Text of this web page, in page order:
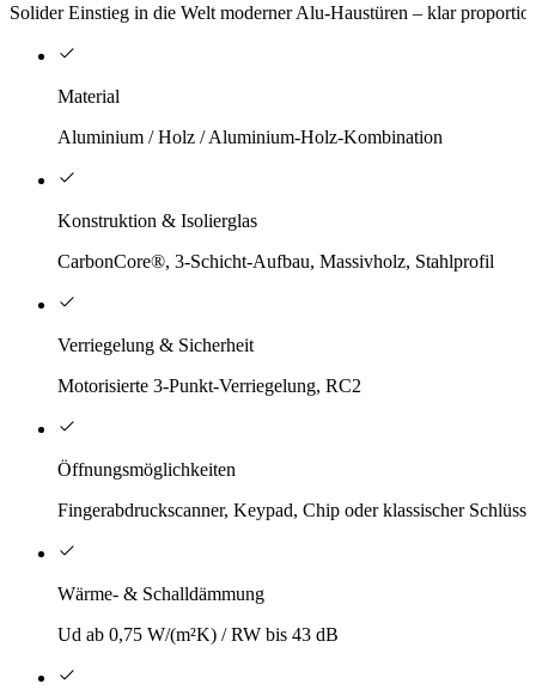
Solider Einstieg in die Welt moderner Alu-Haustüren – klar
Material
Aluminium / Holz / Aluminium-Holz-Kombination
Konstruktion & Isolierglas
CarbonCore®, 3-Schicht-Aufbau, Massivholz, Stahlprofil
Verriegelung & Sicherheit
Motorisierte 3-Punkt-Verriegelung, RC2
Öffnungsmöglichkeiten
Fingerabdruckscanner, Keypad, Chip oder klassischer
Wärme- & Schalldämmung
Ud ab 0,75 W/(m²K) / RW bis 43 dB